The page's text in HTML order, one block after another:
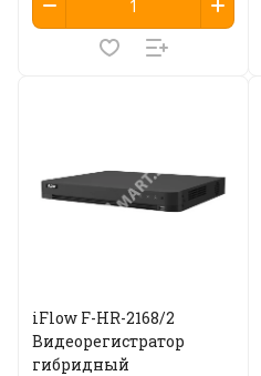
iFlow F-HR-2168/2
Видеорегистратор
гибридный